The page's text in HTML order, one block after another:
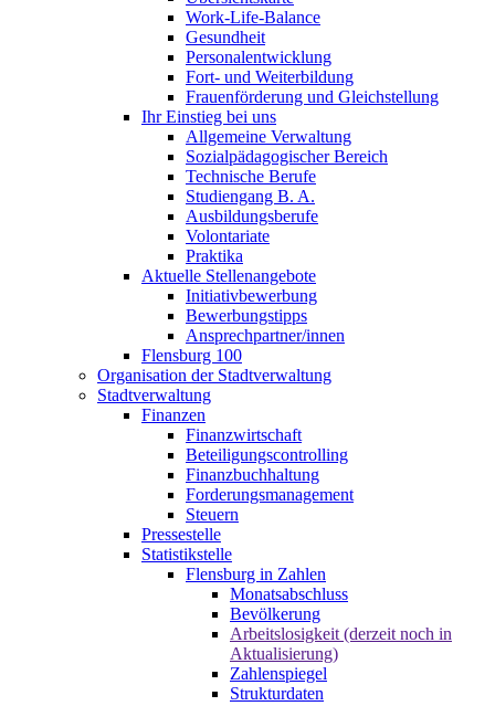
Work-Life-Balance
Gesundheit
Personalentwicklung
Fort- und Weiterbildung
Frauenförderung und Gleichstellung
Ihr Einstieg bei uns
Allgemeine Verwaltung
Sozialpädagogischer Bereich
Technische Berufe
Studiengang B. A.
Ausbildungsberufe
Volontariate
Praktika
Aktuelle Stellenangebote
Initiativbewerbung
Bewerbungstipps
Ansprechpartner/innen
Flensburg 100
Organisation der Stadtverwaltung
Stadtverwaltung
Finanzen
Finanzwirtschaft
Beteiligungscontrolling
Finanzbuchhaltung
Forderungsmanagement
Steuern
Pressestelle
Statistikstelle
Flensburg in Zahlen
Monatsabschluss
Bevölkerung
Arbeitslosigkeit (derzeit noch in
Aktualisierung)
Zahlenspiegel
Strukturdaten